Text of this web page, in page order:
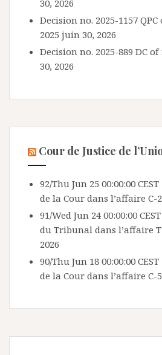
30, 2026
Decision no. 2025-1157
2025 juin 30, 2026
Decision no. 2025-889 DC of
30, 2026
Cour de Justice de
92/Thu Jun 25 00:00:00
de la Cour dans l’affaire C-
91/Wed Jun 24 00:00:00
du Tribunal dans l’affaire
2026
90/Thu Jun 18 00:00:00
de la Cour dans l’affaire C-